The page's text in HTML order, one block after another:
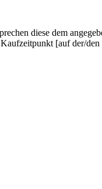
diese dem
[auf der/